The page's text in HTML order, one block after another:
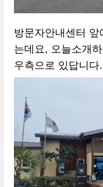
방문자안내센터 앞
는데요, 오늘소개
우측으로 있답니다.